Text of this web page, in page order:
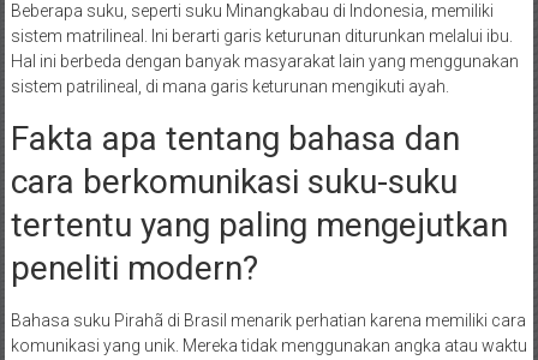
Beberapa suku, seperti suku Minangkabau di Indonesia, memiliki
sistem matrilineal. Ini berarti garis keturunan diturunkan melalui ibu.
Hal ini berbeda dengan banyak masyarakat lain yang menggunakan
sistem patrilineal, di mana garis keturunan mengikuti ayah.
Fakta apa tentang bahasa dan
cara berkomunikasi suku-suku
tertentu yang paling mengejutkan
peneliti modern?
Bahasa suku Pirahã di Brasil menarik perhatian karena memiliki cara
komunikasi yang unik. Mereka tidak menggunakan angka atau waktu